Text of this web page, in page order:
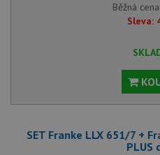
Běžná cena:
Sleva:
SET Franke LLX 651/7 +
PLUS